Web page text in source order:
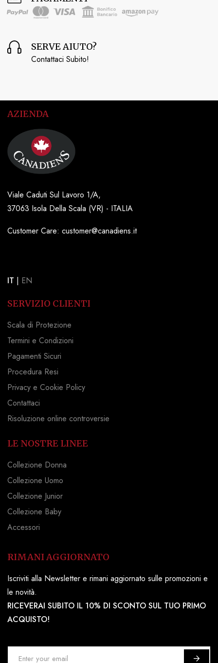
SERVE AIUTO?
Contattaci Subito!
AZIENDA
Viale Caduti Sul Lavoro 1/A,
37063 Isola Della Scala (VR) - ITALIA
Customer Care: customer@canadiens.it
IT | EN
SERVIZIO CLIENTI
Scala di Protezione
Termini e Condizioni
Pagamenti Sicuri
Procedura Resi
Privacy e Cookie Policy
Contattaci
Risoluzione online controversie
LE NOSTRE LINEE
Collezione Donna
Collezione Uomo
Collezione Junior
Collezione Baby
Accessori
RIMANI AGGIORNATO
Iscriviti alla Newsletter e rimani aggiornato sulle promozioni e
le novità.
RICEVERAI SUBITO IL 10% DI SCONTO SUL TUO PRIMO
ACQUISTO!